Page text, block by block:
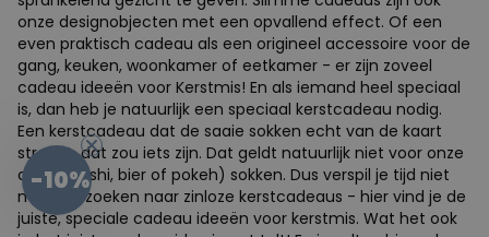
onze designobjecten met een opvallend effect. Of een
even praktisch cadeau als een origineel accessoire voor de
gang, keuken, woonkamer of eetkamer - er zijn zoveel
cadeau ideeën voor Kerstmis! En als iemand heel speciaal
is, dan heb je natuurlijk een speciaal kerstcadeau nodig.
Een kerstcadeau dat de saaie sokken echt van de kaart
streept, dat zou iets zijn. Dat geldt natuurlijk niet voor onze
coole (sushi, bier of pokeh) sokken. Dus verspil je tijd niet
met het zoeken naar zinloze kerstcadeaus - hier vind je de
juiste, speciale cadeau ideeën voor kerstmis. Wat het ook
-10%